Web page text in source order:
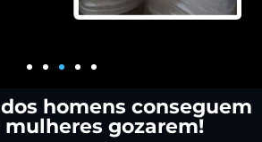
homens conseguem
mulheres gozarem!